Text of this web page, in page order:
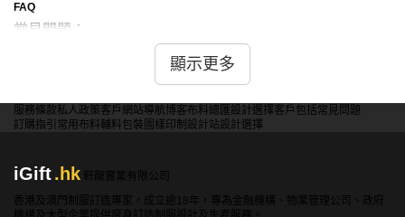
FAQ
常見問題：
問：現貨棒球褸是否有多種顏色可選？
答：是的，iGift提供的現貨棒球褸有多種顏色可選，包括經
典的黑色、藍色、紅色和其他時尚色彩，滿足不同風格和喜
好的需求。
問：現貨棒球褸是否有多種尺碼可選？
答：是的，iGift的現貨棒球褸提供多種尺碼，從小號到加大
顯示更多
服務條款私人政策客戶 網站導航博客布料總匯設計選擇客戶包括常見問題
訂購指引 常用布料輔料包裝 圖樣印制 設計站設計選擇
iGift.hk
軒龍實業有限公司
香港及澳門制服訂造專家，成立逾18年，專為金融機構、物業管理公司、政府